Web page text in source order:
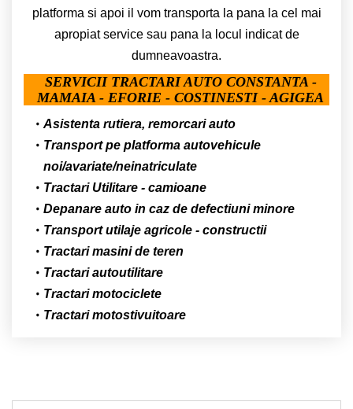
platforma si apoi il vom transporta la pana la cel mai
apropiat service sau pana la locul indicat de
dumneavoastra.
SERVICII TRACTARI AUTO CONSTANTA -
MAMAIA - EFORIE - COSTINESTI - AGIGEA
Asistenta rutiera, remorcari auto
Transport pe platforma autovehicule
noi/avariate/neinatriculate
Tractari Utilitare - camioane
Depanare auto in caz de defectiuni minore
Transport utilaje agricole - constructii
Tractari masini de teren
Tractari autoutilitare
Tractari motociclete
Tractari motostivuitoare